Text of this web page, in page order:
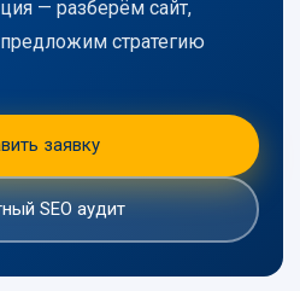
— разберём сайт,
стратегию
заявку
SEO аудит